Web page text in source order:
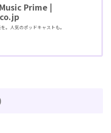
Prime |
。人気のポッドキャストも。